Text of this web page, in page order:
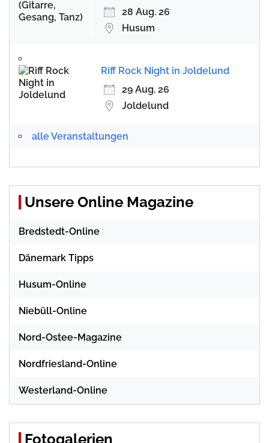
28 Aug. 26
Husum
Riff Rock Night in Joldelund
29 Aug. 26
Joldelund
alle Veranstaltungen
Unsere Online Magazine
Bredstedt-Online
Dänemark Tipps
Husum-Online
Niebüll-Online
Nord-Ostee-Magazine
Nordfriesland-Online
Westerland-Online
Fotogalerien